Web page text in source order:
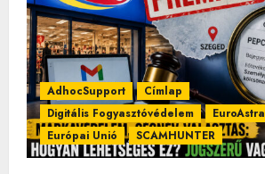
AdhocSupport
Címlap
Digitális Fogyasztóvédelem
EuroAstra
Európai Unió
SCAMHUNTER